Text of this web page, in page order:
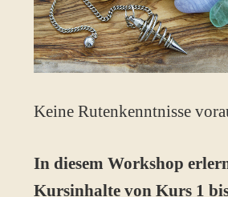
Keine Rutenkenntnisse
In diesem Workshop
Kursinhalte von Kurs 1